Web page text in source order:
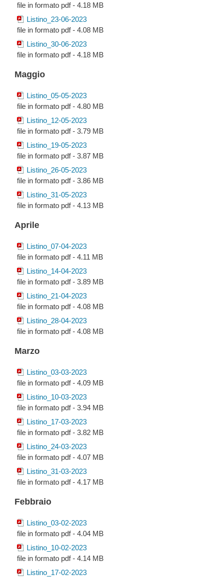
file in formato pdf - 4.18 MB
Listino_23-06-2023
file in formato pdf - 4.08 MB
Listino_30-06-2023
file in formato pdf - 4.18 MB
Maggio
Listino_05-05-2023
file in formato pdf - 4.80 MB
Listino_12-05-2023
file in formato pdf - 3.79 MB
Listino_19-05-2023
file in formato pdf - 3.87 MB
Listino_26-05-2023
file in formato pdf - 3.86 MB
Listino_31-05-2023
file in formato pdf - 4.13 MB
Aprile
Listino_07-04-2023
file in formato pdf - 4.11 MB
Listino_14-04-2023
file in formato pdf - 3.89 MB
Listino_21-04-2023
file in formato pdf - 4.08 MB
Listino_28-04-2023
file in formato pdf - 4.08 MB
Marzo
Listino_03-03-2023
file in formato pdf - 4.09 MB
Listino_10-03-2023
file in formato pdf - 3.94 MB
Listino_17-03-2023
file in formato pdf - 3.82 MB
Listino_24-03-2023
file in formato pdf - 4.07 MB
Listino_31-03-2023
file in formato pdf - 4.17 MB
Febbraio
Listino_03-02-2023
file in formato pdf - 4.04 MB
Listino_10-02-2023
file in formato pdf - 4.14 MB
Listino_17-02-2023